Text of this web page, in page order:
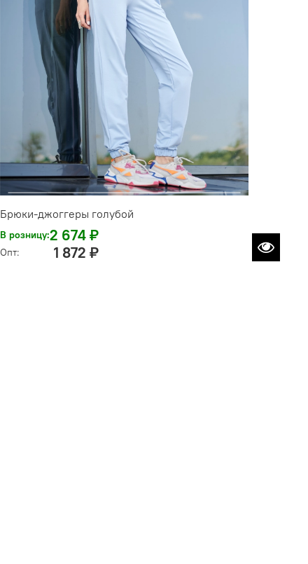
Брюки-джоггеры голубой
В розницу:2 674 ₽
Опт: 1 872 ₽